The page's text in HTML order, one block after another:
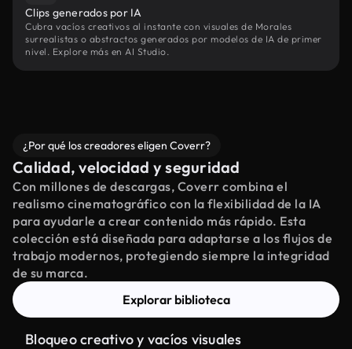
Clips generados por IA
Cubra vacíos creativos al instante con visuales de Morales
surrealistas o abstractos generados por modelos de IA de primer
nivel. Explore más en AI Studio.
¿Por qué los creadores eligen Coverr?
Calidad, velocidad y seguridad
Con millones de descargas, Coverr combina el
realismo cinematográfico con la flexibilidad de la IA
para ayudarle a crear contenido más rápido. Esta
colección está diseñada para adaptarse a los flujos de
trabajo modernos, protegiendo siempre la integridad
de su marca.
Explorar biblioteca
Bloqueo creativo y vacíos visuales